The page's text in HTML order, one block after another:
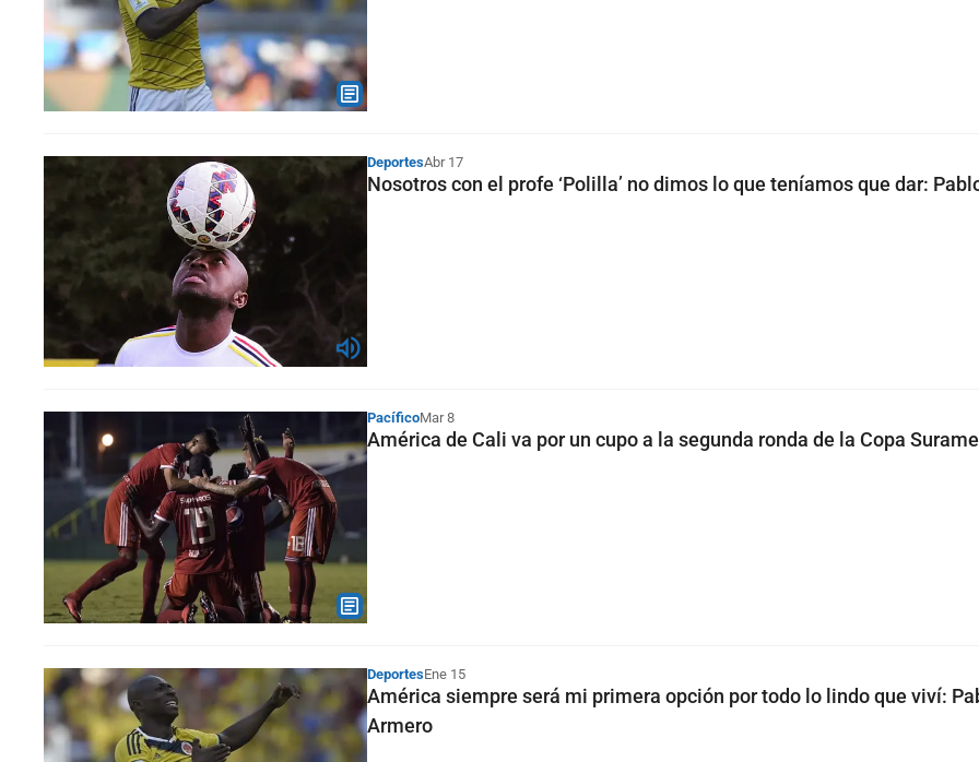
DeportesAbr 17
Nosotros con el profe ‘Polilla’ no dimos lo que teníamos que dar:
PacíficoMar 8
América de Cali va por un cupo a la segunda ronda de la Copa
DeportesEne 15
América siempre será mi primera opción por todo lo lindo que viví:
Armero